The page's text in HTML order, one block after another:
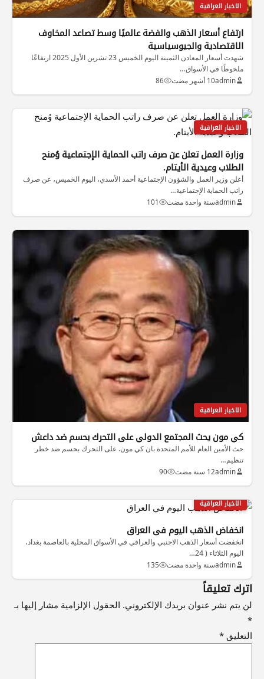
الاخبار العراقية
ارتفاع أسعار الذهب والفضة عالميًا وسط تصاعد المخاوف
الاقتصادية والجيوسياسية
شهدت أسعار المعادن الثمينة اليوم الخميس 23 تشرين الأول 2025 ارتفاعًا
ملحوظًا في الأسواق…
admin10 أشهر مضت 86
الاخبار العراقية
وزارة العمل تعلن عن صرف راتب الحماية الإجتماعية وُمنح
الطلاب وعيدية الأيتام.
أعلن وزير العمل والشؤون الإجتماعية أحمد الأسدي، اليوم الخميس، عن صرف
راتب الحماية الإجتماعية…
adminسنة واحدة مضت 101
الاخبار العراقية
كي مون يحث المجتمع الدولي على التحرك بحسم ضد داعش
حث الأمين العام للأمم المتحدة بان كي مون. على التحرك بحسم ضد خطر
تنظيم…
admin12 سنة مضت 90
الاخبار العراقية
انخفاض الذهب اليوم في العراق
انخفضت أسعار الذهب الاجنبي والعراقي في الأسواق المحلية بالعاصمة بغداد،
اليوم الثلاثاء ( 24…
adminسنة واحدة مضت 135
اترك تعليقاً
لن يتم نشر عنوان بريدك الإلكتروني. الحقول الإلزامية مشار إليها بـ
*
التعليق *